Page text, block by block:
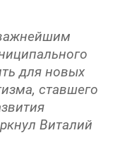
для новых
ставшего
Виталий